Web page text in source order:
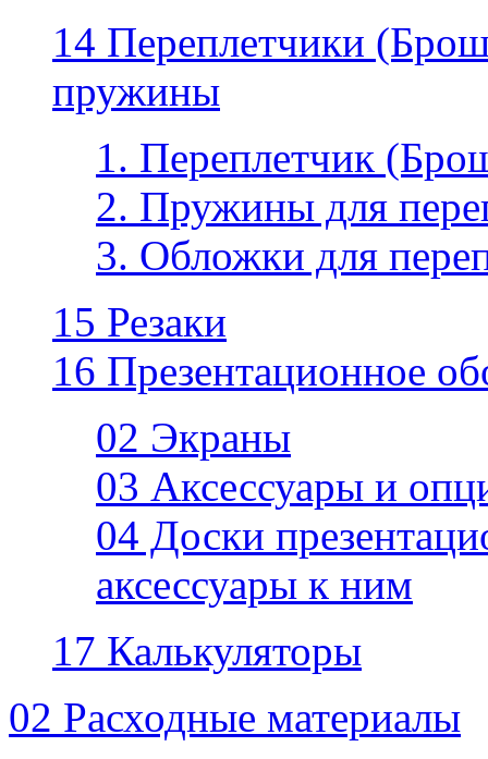
14 Переплетчики
пружины
1. Переплетчик
2. Пружины для
3. Обложки для
15 Резаки
16 Презентационное
02 Экраны
03 Аксессуары и
04 Доски
аксессуары к ним
17 Калькуляторы
02 Расходные материалы